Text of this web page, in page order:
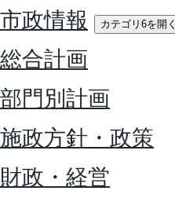
市政情報 カテゴリ6を開く
総合計画
部門別計画
施政方針・政策
財政・経営